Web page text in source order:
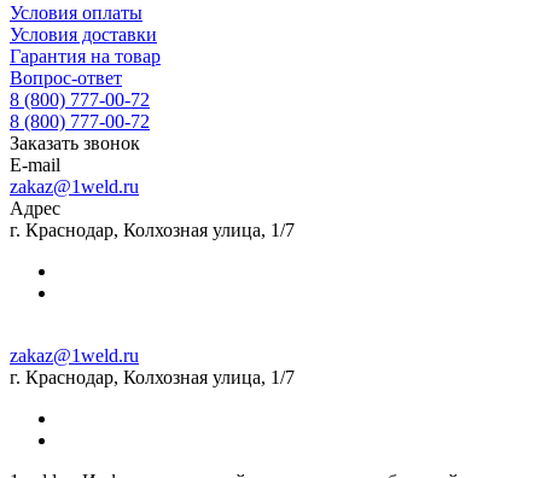
Условия оплаты
Условия доставки
Гарантия на товар
Вопрос-ответ
8 (800) 777-00-72
8 (800) 777-00-72
Заказать звонок
E-mail
zakaz@1weld.ru
Адрес
г. Краснодар, Колхозная улица, 1/7
zakaz@1weld.ru
г. Краснодар, Колхозная улица, 1/7